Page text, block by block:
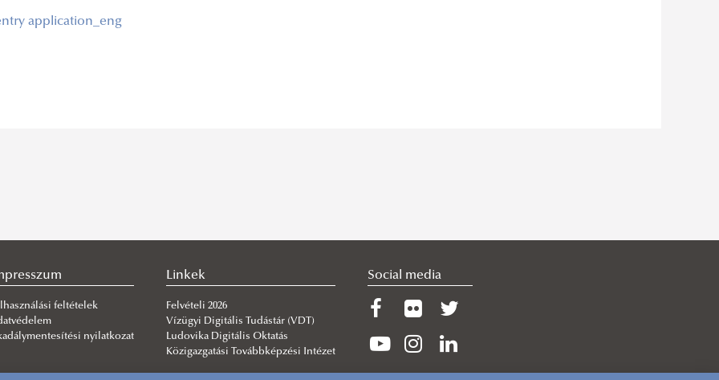
application_eng
feltételek
nyilatkozat
Linkek
Felvételi 2026
Vízügyi Digitális Tudástár (VDT)
Ludovika Digitális Oktatás
Közigazgatási Továbbképzési Intézet
Social media